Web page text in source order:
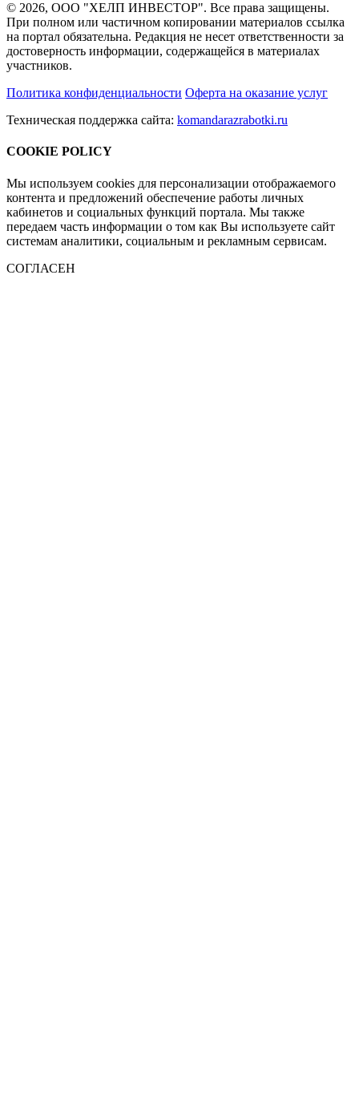
© 2026, ООО "ХЕЛП ИНВЕСТОР". Все права защищены.
При полном или частичном копировании материалов ссылка
на портал обязательна. Редакция не несет ответственности за
достоверность информации, содержащейся в материалах
участников.
Политика конфиденциальности Оферта на оказание услуг
Техническая поддержка сайта: komandarazrabotki.ru
COOKIE POLICY
Мы используем cookies для персонализации отображаемого
контента и предложений обеспечение работы личных
кабинетов и социальных функций портала. Мы также
передаем часть информации о том как Вы используете сайт
системам аналитики, социальным и рекламным сервисам.
СОГЛАСЕН